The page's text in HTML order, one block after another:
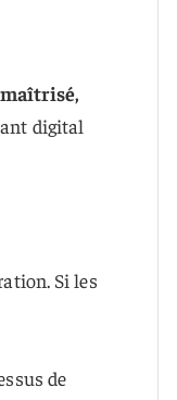
maîtrisé,
digital
Si les
de